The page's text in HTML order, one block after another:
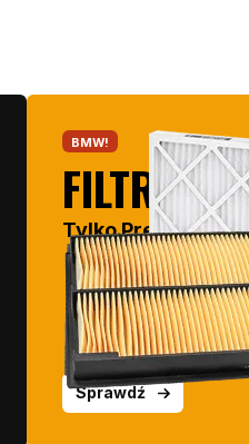
BMW!
FILTRY
Tylko Premium
Sprawdź